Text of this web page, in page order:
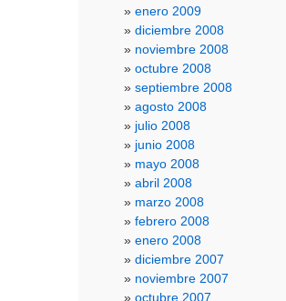
enero 2009
diciembre 2008
noviembre 2008
octubre 2008
septiembre 2008
agosto 2008
julio 2008
junio 2008
mayo 2008
abril 2008
marzo 2008
febrero 2008
enero 2008
diciembre 2007
noviembre 2007
octubre 2007